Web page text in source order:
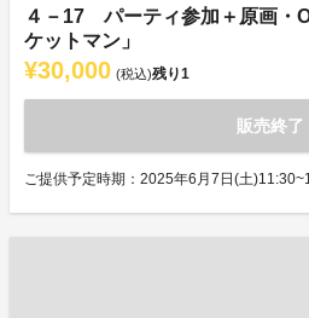
４－17 パーティ参加＋原画・
ケットマン」
¥30,000 (税込)残り1
販売終了
ご提供予定時期：2025年6月7日(土